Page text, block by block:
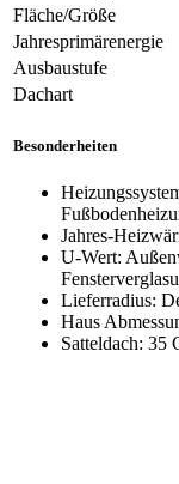
Fläche/Größe
Jahresprimärenergie
Ausbaustufe
Dachart
Besonderheiten
Jahres-
U-Wert:
Lieferradius:
Haus
Satteldach: 35